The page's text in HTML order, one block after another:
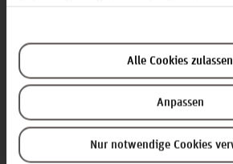
Alle Cookies zulassen
Anpassen
Nur notwendige Cookies
Personensuche
Karriere
Service & Organisation